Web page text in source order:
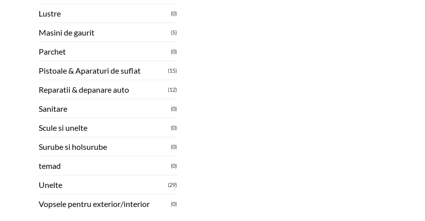
Lustre (0)
Masini de gaurit (5)
Parchet (0)
Pistoale & Aparaturi de suflat (15)
Reparatii & depanare auto (12)
Sanitare (0)
Scule si unelte (0)
Surube si holsurube (0)
temad (0)
Unelte (29)
Vopsele pentru exterior/interior (0)